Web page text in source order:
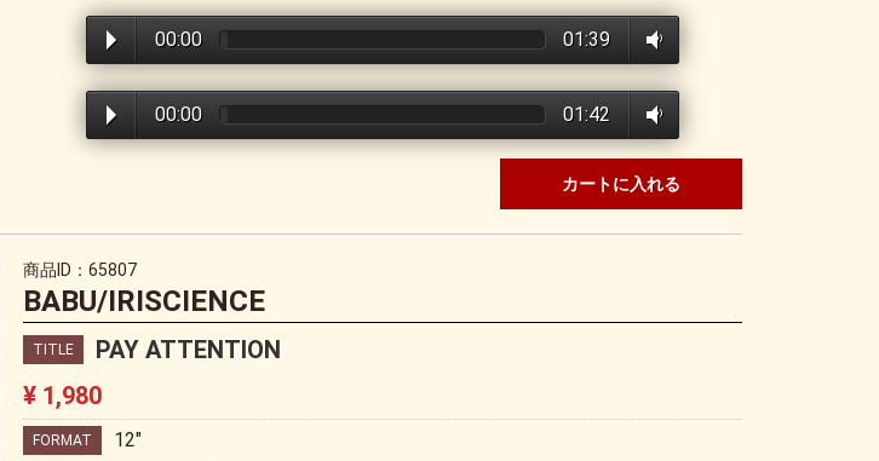
00:00 01:39
00:00 01:42
カートに入れる
商品ID：65807
BABU/IRISCIENCE
TITLE
PAY ATTENTION
¥ 1,980
FORMAT 12"